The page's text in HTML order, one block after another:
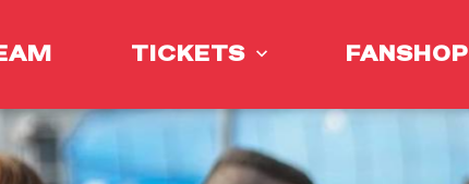
TICKETS FANSHOP